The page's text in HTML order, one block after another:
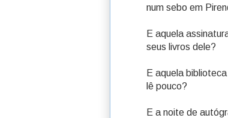
num sebo em
E aquela
seus livros dele?
E aquela
lê pouco?
E a noite de